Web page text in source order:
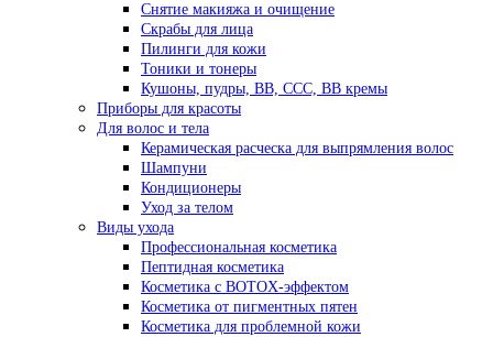
Снятие макияжа и очищение
Скрабы для лица
Пилинги для кожи
Тоники и тонеры
Кушоны, пудры, ВВ, ССС, ВВ кремы
Приборы для красоты
Для волос и тела
Керамическая расческа для выпрямления волос
Шампуни
Кондиционеры
Уход за телом
Виды ухода
Профессиональная косметика
Пептидная косметика
Косметика с BOTOX-эффектом
Косметика от пигментных пятен
Косметика для проблемной кожи